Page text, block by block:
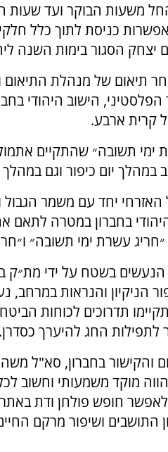
משעות הבוקר ועד שעות
כניסת לתוך כלל
יצחק הסגור בימות השנה
תיאום של מנהלת התיאום
הישוב היהודי
קרית ארבע.
ימי תשובה״ שהתקיים
יום כיפור וגם במהלך חול
יחד עם משמר הגבול
היהודי בחברון במטרה
עשרת ימי תשובה״
בשטח על ידי מת״ק
הניקיון והנראות
תדרוכים לכוחות
החג להיערך כסדרן.
והקישור בחברון, סא"ל
מוקד משמעותי וחשוב
חופש פולחן ודת
התושבים ושיפור מרקם